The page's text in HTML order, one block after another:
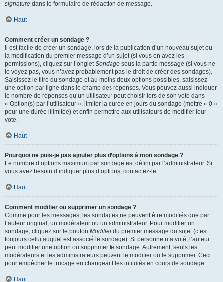
signature dans le formulaire de rédaction de message.
Haut
Comment créer un sondage ?
Il est facile de créer un sondage, lors de la publication d’un nouveau sujet ou
la modification du premier message d’un sujet (si vous en avez les
permissions), cliquez sur l’ongletSondage sous la partie message (si vous ne
le voyez pas, vous n’avez probablement pas le droit de créer des sondages).
Saisissez le titre du sondage et au moins deux options possibles, saisissez
une option par ligne dans le champ des réponses. Vous pouvez aussi indiquer
le nombre de réponses qu’un utilisateur peut choisir lors de son vote dans
« Option(s) par l’utilisateur », limiter la durée en jours du sondage (mettre « 0 »
pour une durée illimitée) et enfin permettre aux utilisateurs de modifier leur
vote.
Haut
Pourquoi ne puis-je pas ajouter plus d’options à mon sondage ?
Le nombre d’options maximum par sondage est défini par l’administrateur. Si
vous avez besoin d’indiquer plus d’options, contactez-le.
Haut
Comment modifier ou supprimer un sondage ?
Comme pour les messages, les sondages ne peuvent être modifiés que par
l’auteur original, un modérateur ou un administrateur. Pour modifier un
sondage, cliquez sur le bouton Modifierdu premier message du sujet (c’est
toujours celui auquel est associé le sondage). Si personne n’a voté, l’auteur
peut modifier une option ou supprimer le sondage. Autrement, seuls les
modérateurs et les administrateurs peuvent le modifier ou le supprimer. Ceci
pour empêcher le trucage en changeant les intitulés en cours de sondage.
Haut